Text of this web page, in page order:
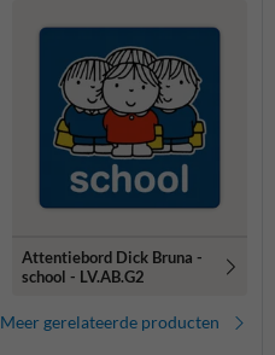
Attentiebord Dick Bruna -
school - LV.AB.G2
Meer gerelateerde producten